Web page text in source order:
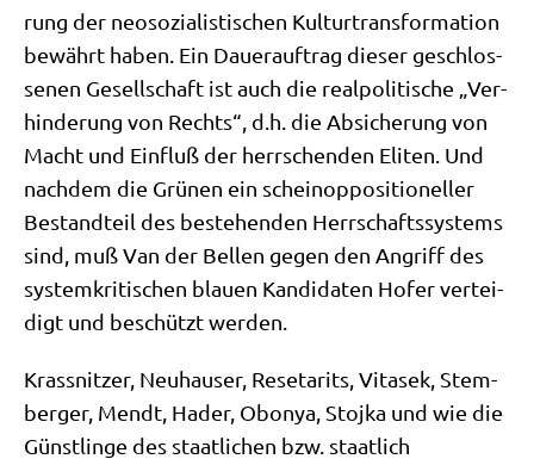
rung der neo­so­zia­li­sti­schen Kul­tur­trans­for­ma­ti­on
bewährt haben. Ein Dau­er­auf­trag die­ser geschlos­
se­nen Gesell­schaft ist auch die real­po­li­ti­sche „Ver­
hin­de­rung von Rechts“, d.h. die Absi­che­rung von
Macht und Ein­fluß der herr­schen­den Eli­ten. Und
nach­dem die Grü­nen ein schei­n­op­po­si­tio­nel­ler
Bestand­teil des bestehen­den Herr­schafts­sy­stems
sind, muß Van der Bel­len gegen den Angriff des
system­kri­ti­schen blau­en Kan­di­da­ten Hofer ver­tei­
digt und beschützt werden.
Krass­nit­zer, Neu­hau­ser, Reseta­rits, Vita­sek, Stem­
ber­ger, Mendt, Hader, Obonya, Sto­j­ka und wie die
Günst­lin­ge des staat­li­chen bzw. staat­lich